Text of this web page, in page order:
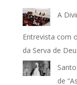
A
Entrevista com
da Serva de
de